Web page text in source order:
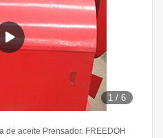
1 /6
de aceite Prensador. FREEDOH